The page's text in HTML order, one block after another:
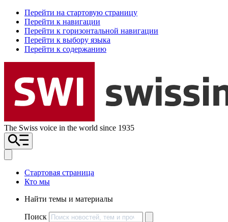
Перейти на стартовую страницу
Перейти к навигации
Перейти к горизонтальной навигации
Перейти к выбору языка
Перейти к содержанию
The Swiss voice in the world since 1935
Стартовая страница
Кто мы
Найти темы и материалы
Поиск